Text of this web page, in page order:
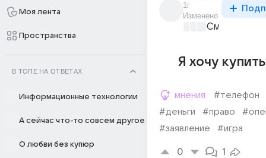
Моя лента
Пространства
В ТОПЕ НА ОТВЕТАХ
Информационные технологии
А сейчас что-то совсем другое
О любви без купюр
1г
Изменено
Смартфоны
Я хочу
мнения
#телефон
#деньги
#право
#заявление
#игра
0 1